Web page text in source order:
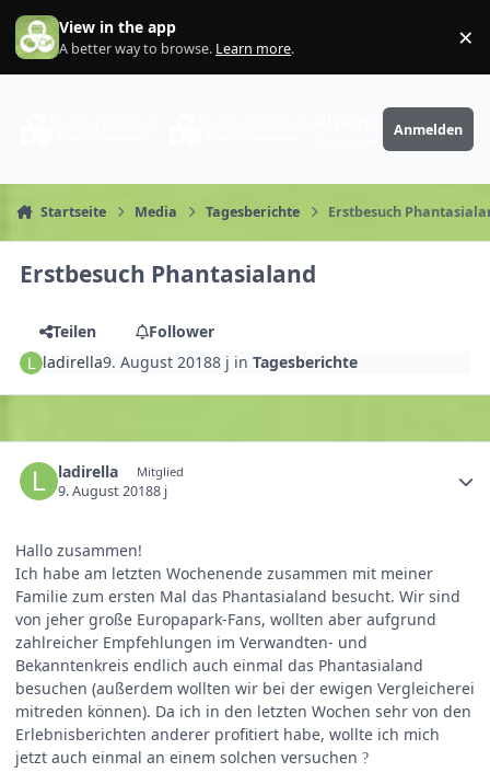
Zum Inhalt springen
View in the app
A better way to browse. Learn more. ×
PhantaFriends.de
Anmelden
Startseite Media Tagesberichte Erstbesuch
Erstbesuch Phantasialand
Teilen
Follower
ladirella9. August 20188 j inTagesberichte
ladirella Mitglied
9. August 20188 j
Hallo zusammen!
Ich habe am letzten Wochenende zusammen mit meiner
Familie zum ersten Mal das Phantasialand besucht. Wir sind
von jeher große Europapark-Fans, wollten aber aufgrund
zahlreicher Empfehlungen im Verwandten- und
Bekanntenkreis endlich auch einmal das Phantasialand
besuchen (außerdem wollten wir bei der ewigen Vergleicherei
mitreden können). Da ich in den letzten Wochen sehr von den
Erlebnisberichten anderer profitiert habe, wollte ich mich
jetzt auch einmal an einem solchen versuchen ?